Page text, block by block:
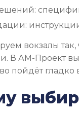
вокзалы
В АМ-Проект
пойдёт гладко